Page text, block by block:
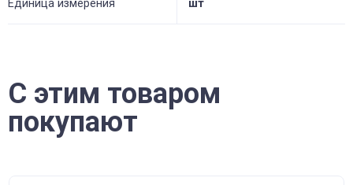
Единица измерения шт
С этим товаром
покупают